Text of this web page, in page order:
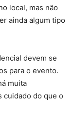
local, mas não
ainda algum tipo
devem se
para o evento.
muita
cuidado do que o